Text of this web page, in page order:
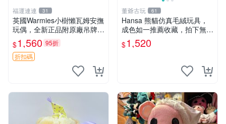
福運連連 31
英國Warmies小樹懶瓦姆安撫
玩偶，全新正品附原廠吊牌與
防塵袋，內藏薰衣草可加熱，
適合各個年齡層，冷暖兩用享
受抱抱樂趣，不容錯過嚴選好
$1,560 95折
折扣碼
董爺古玩 61
Hansa 熊貓仿真毛絨玩具，
成色如一推薦收藏，拍下無疑
心 熊貓 毛絨玩具 收藏
$1,520